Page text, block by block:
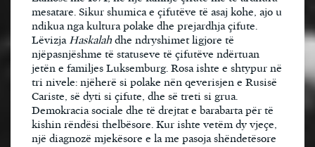
mesatare. Sikur shumica e çifutëve të asaj kohe, ajo u
ndikua nga kultura polake dhe prejardhja çifute.
LëvizjaHaskalah dhe ndryshimet ligjore të
njëpasnjëshme të statuseve të çifutëve ndërtuan
jetën e familjes Luksemburg. Rosa ishte e shtypur në
tri nivele: njëherë si polake nën qeverisjen e Rusisë
Cariste, së dyti si çifute, dhe së treti si grua.
Demokracia sociale dhe të drejtat e barabarta për të
kishin rëndësi thelbësore. Kur ishte vetëm dy vjeçe,
një diagnozë mjekësore e la me pasoja shëndetësore